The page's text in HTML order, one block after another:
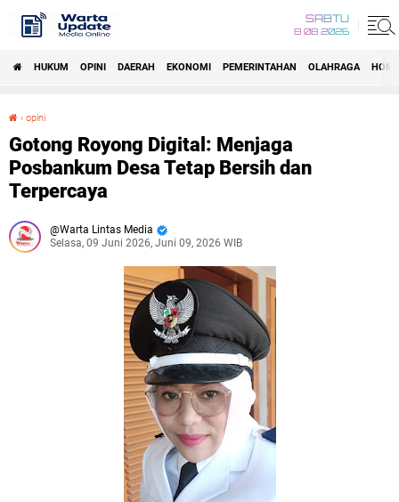
SABTU
8 08 2026
HUKUM OPINI DAERAH EKONOMI PEMERINTAHAN OLAHRAGA HOME
› opini
Gotong Royong Digital: Menjaga
Posbankum Desa Tetap Bersih dan
Terpercaya
Warta Lintas Media
Selasa, 09 Juni 2026, Juni 09, 2026 WIB